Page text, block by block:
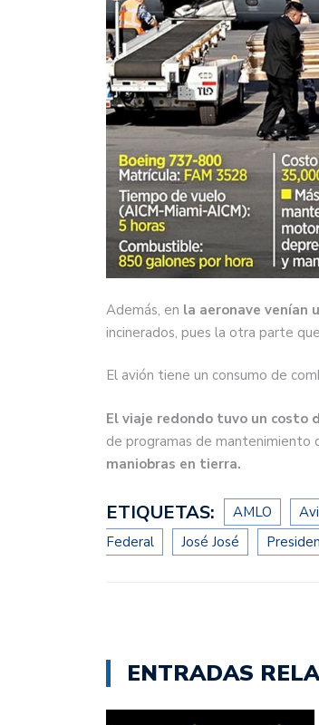
Además, en la aeronave venían
incinerados, pues la otra parte
El avión tiene un consumo de
El viaje redondo tuvo un costo
de programas de mantenimiento
maniobras en tierra.
ETIQUETAS: AMLO
Federal
José José
ENTRADAS